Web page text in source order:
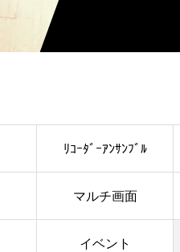
ﾘｺｰﾀﾞｰｱﾝｻﾝﾌﾞﾙ
マルチ画面
イベント